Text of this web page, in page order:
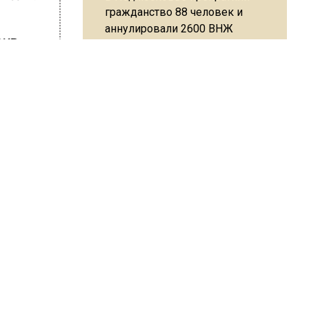
по
гражданство 88 человек и
аннулировали 2600 ВНЖ